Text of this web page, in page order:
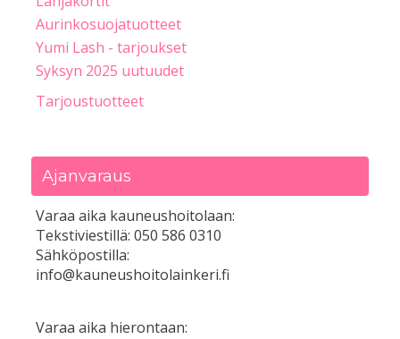
Aurinkosuojatuotteet
Yumi Lash - tarjoukset
Syksyn 2025 uutuudet
Tarjoustuotteet
Ajanvaraus
Varaa aika kauneushoitolaan:
Tekstiviestillä: 050 586 0310
Sähköpostilla:
info@kauneushoitolainkeri.fi
Varaa aika hierontaan: